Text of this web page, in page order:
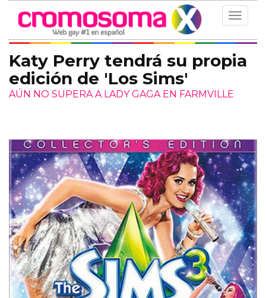
Toggle
Katy Perry tendrá su propia
edición de 'Los Sims'
AÚN NO SUPERA A LADY GAGA EN FARMVILLE